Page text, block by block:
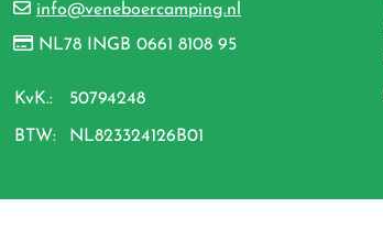
info@veneboercamping.nl
NL78 INGB 0661 8108 95
KvK.: 50794248
BTW: NL823324126B01